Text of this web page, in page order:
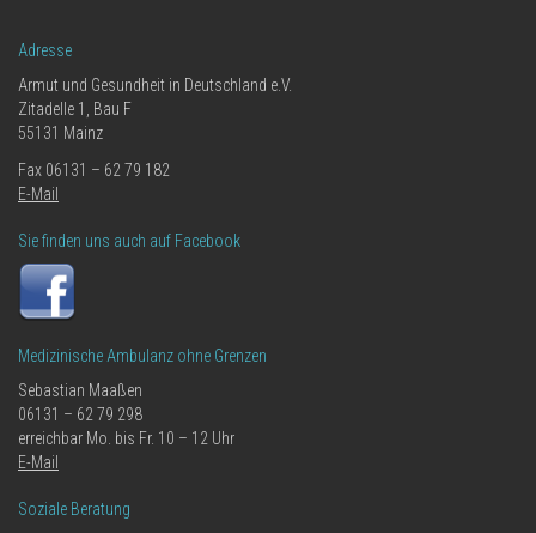
Adresse
Armut und Gesundheit in Deutschland e.V.
Zitadelle 1, Bau F
55131 Mainz
Fax 06131 – 62 79 182
E-Mail
Sie finden uns auch auf Facebook
Medizinische Ambulanz ohne Grenzen
Sebastian Maaßen
06131 – 62 79 298
erreichbar Mo. bis Fr. 10 – 12 Uhr
E-Mail
Soziale Beratung